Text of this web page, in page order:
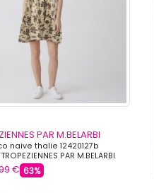
PAR M.BELARBI
naive thalie 12420127b
PAR M.BELARBI
€ 63%